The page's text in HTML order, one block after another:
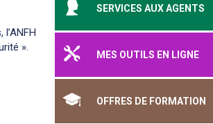
SERVICES AUX AGENTS
MES OUTILS EN LIGNE
OFFRES DE FORMATION
».